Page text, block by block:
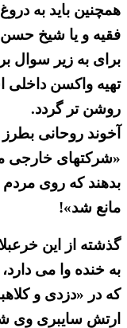
همچنین باید به
فقیه و یا شیخ
برای به زیر سوال
تهیه واکسن داخلی
روشن تر گردد.
آخوند روحانی
«شرکتهای خارجی
بدهند که روی
مانع شد»!
گذشته از این
به خنده وا می
که در «دزدی و
ارتش سایبری وی